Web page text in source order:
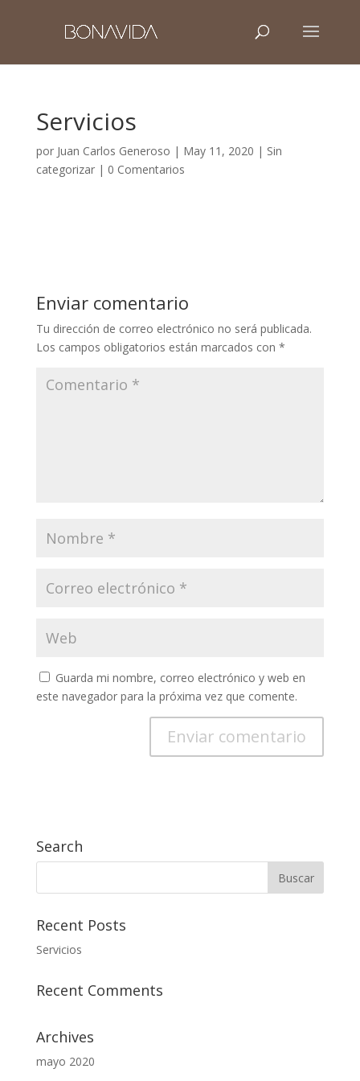
Servicios
por Juan Carlos Generoso | May 11, 2020 | Sin
categorizar| 0 Comentarios
Enviar comentario
Tu dirección de correo electrónico no será publicada.
Los campos obligatorios están marcados con *
Guarda mi nombre, correo electrónico y web en
este navegador para la próxima vez que comente.
Search
Recent Posts
Servicios
Recent Comments
Archives
mayo 2020